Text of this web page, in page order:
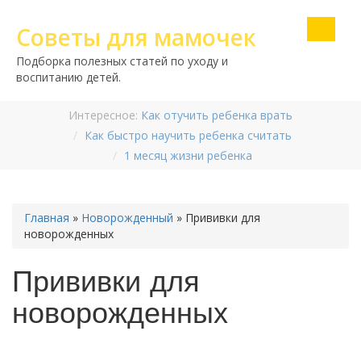
Советы для мамочек
Подборка полезных статей по уходу и
воспитанию детей.
Интересное: Как отучить ребенка врать
Как быстро научить ребенка считать
1 месяц жизни ребенка
Главная » Новорожденный » Прививки для
новорожденных
Прививки для
новорожденных